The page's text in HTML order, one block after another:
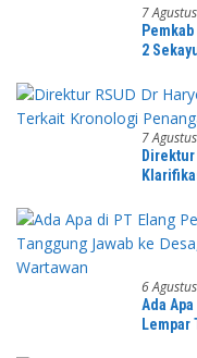
7
2
7
6
Ada
Lempar